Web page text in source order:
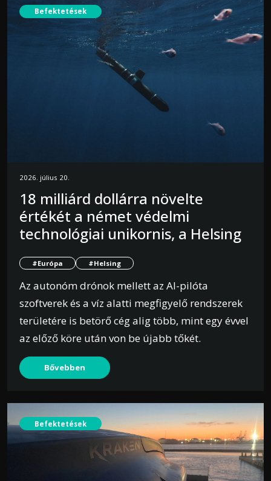
Befektetések
2026. július 20.
18 milliárd dollárra növelte
értékét a német védelmi
technológiai unikornis, a Helsing
#Európa #Helsing
Az autonóm drónok mellett az AI-pilóta
szoftverek és a víz alatti megfigyelő rendszerek
területére is betörő cég alig több, mint egy évvel
az előző köre után von be újabb tőkét.
Bővebben
Befektetések